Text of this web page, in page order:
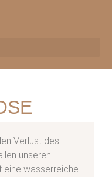
Verlust des
unseren
eine wasserreiche